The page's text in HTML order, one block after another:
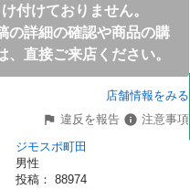
け付けておりません。
の詳細の確認や商品の購
、直接ご来店ください。
店舗情報をみる
違反を報告
注意事項
ジモスポ町田
男性
投稿： 88974